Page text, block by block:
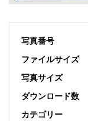
写真番号
ファイルサイズ
写真サイズ
ダウンロード数
カテゴリー